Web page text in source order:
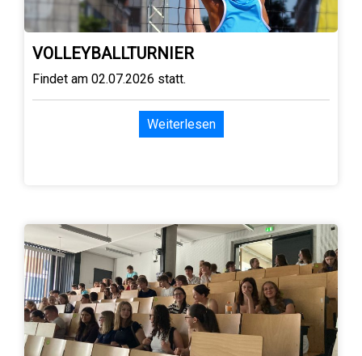
VOLLEYBALLTURNIER
Findet am 02.07.2026 statt.
Weiterlesen